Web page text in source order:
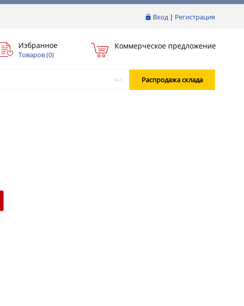
Вход| Регистрация
Избранное
Товаров (0)
Коммерческое предложение
Распродажа склада